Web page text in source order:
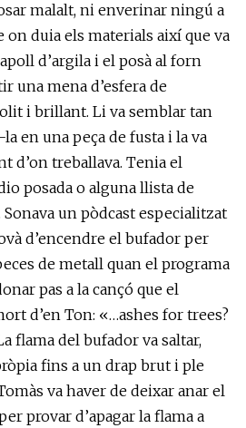
malalt, ni enverinar ningú a
on duia els materials així que va
d’argila i el posà al forn
una mena d’esfera de
i brillant. Li va semblar tan
en una peça de fusta i la va
d’on treballava. Tenia el
posada o alguna llista de
un pòdcast especialitzat
d’encendre el bufador per
de metall quan el programa
pas a la cançó que el
d’en Ton: «…ashes for trees?
flama del bufador va saltar,
fins a un drap brut i ple
va haver de deixar anar el
provar d’apagar la flama a